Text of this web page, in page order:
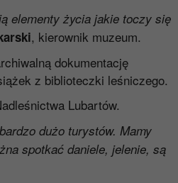
elementy życia jakie toczy się
, kierownik muzeum.
dokumentację
z biblioteczki leśniczego.
Lubartów.
dużo turystów. Mamy
spotkać daniele, jelenie, są